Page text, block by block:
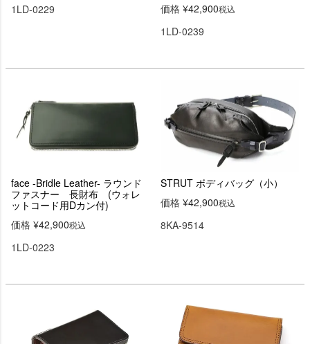
1LD-0229
価格 ¥42,900税込
1LD-0239
face -Bridle Leather- ラウンド
ファスナー 長財布 (ウォレ
ットコード用Dカン付)
価格 ¥42,900税込
1LD-0223
STRUT ボディバッグ（小）
価格 ¥42,900税込
8KA-9514